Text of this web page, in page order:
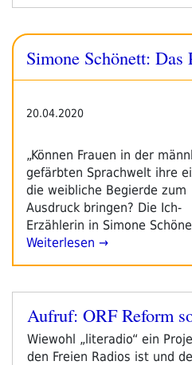
Pi
Der
Simone Schönett: Das
20.04.2020
„Können Frauen in der
gefärbten Sprachwelt ihre
die weibliche Begierde zum
Ausdruck bringen? Die Ich-
Erzählerin in Simone
Weiterlesen →
Veröffentlicht
Aufruf: ORF Reform
Wiewohl „literadio“ ein
den Freien Radios ist und